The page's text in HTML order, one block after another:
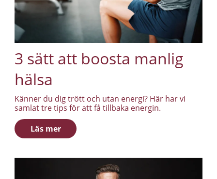
3 sätt att boosta manlig
hälsa
Känner du dig trött och utan energi? Här har vi
samlat tre tips för att få tillbaka energin.
Läs mer